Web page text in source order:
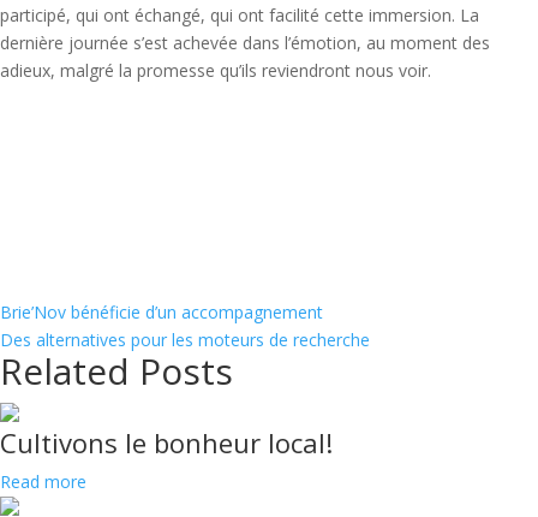
participé, qui ont échangé, qui ont facilité cette immersion. La
dernière journée s’est achevée dans l’émotion, au moment des
adieux, malgré la promesse qu’ils reviendront nous voir.
Brie’Nov bénéficie d’un accompagnement
Des alternatives pour les moteurs de recherche
Related Posts
Cultivons le bonheur local!
Read more